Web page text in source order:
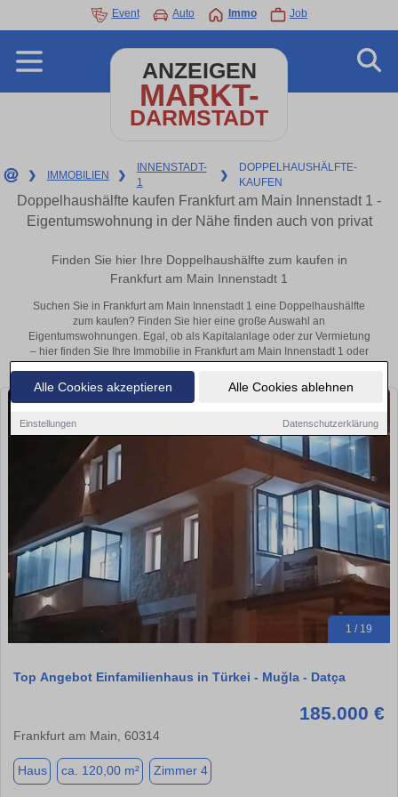
Alle Cookies akzeptieren Alle Cookies ablehnen
Einstellungen Datenschutzerklärung
Event Auto Immo Job
ANZEIGEN
MARKT-
DARMSTADT
❯ IMMOBILIEN ❯
INNENSTADT-
1
❯
DOPPELHAUSHÄLFTE-
KAUFEN
Doppelhaushälfte kaufen Frankfurt am Main Innenstadt 1 -
Eigentumswohnung in der Nähe finden auch von privat
Finden Sie hier Ihre Doppelhaushälfte zum kaufen in
Frankfurt am Main Innenstadt 1
Suchen Sie in Frankfurt am Main Innenstadt 1 eine Doppelhaushälfte
zum kaufen? Finden Sie hier eine große Auswahl an
Eigentumswohnungen. Egal, ob als Kapitalanlage oder zur Vermietung
– hier finden Sie Ihre Immobilie in Frankfurt am Main Innenstadt 1 oder
1 / 19
Top Angebot Einfamilienhaus in Türkei - Muğla - Datça
185.000 €
Frankfurt am Main, 60314
Haus ca. 120,00 m² Zimmer 4